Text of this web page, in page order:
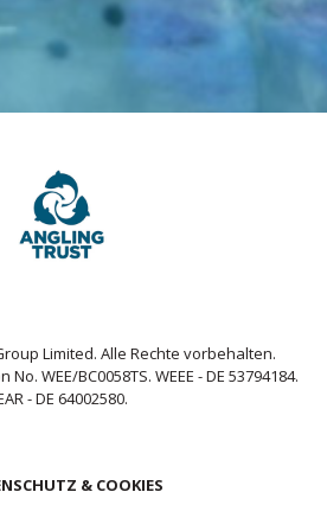
Limited. Alle Rechte vorbehalten.
WEE/BC0058TS. WEEE - DE 53794184.
- DE 64002580.
& COOKIES